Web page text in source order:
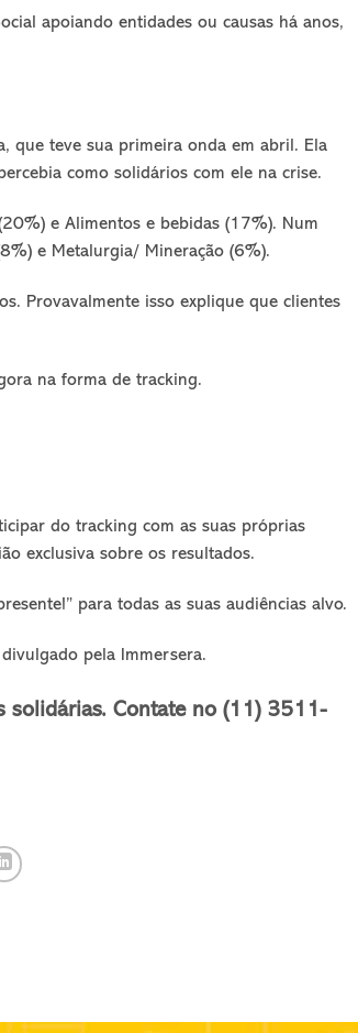
apoiando entidades ou causas há anos,
que teve sua primeira onda em abril. Ela
como solidários com ele na crise.
e Alimentos e bebidas (17%). Num
e Metalurgia/ Mineração (6%).
Provavalmente isso explique que clientes
na forma de tracking.
do tracking com as suas próprias
exclusiva sobre os resultados.
para todas as suas audiências alvo.
pela Immersera.
solidárias. Contate no (11) 3511-